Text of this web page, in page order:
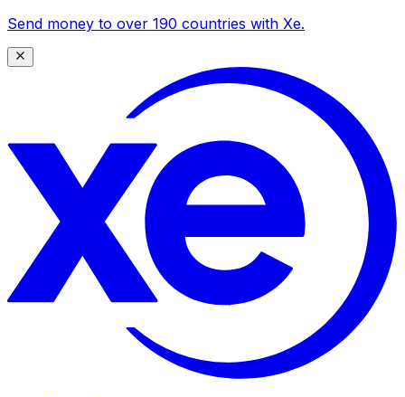
Send money to over 190 countries with Xe.